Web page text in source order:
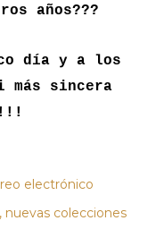
años???
día y a los
más sincera
electrónico
nuevas colecciones